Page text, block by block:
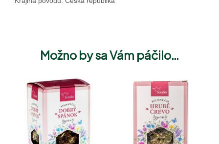
Možno by sa Vám páčilo…